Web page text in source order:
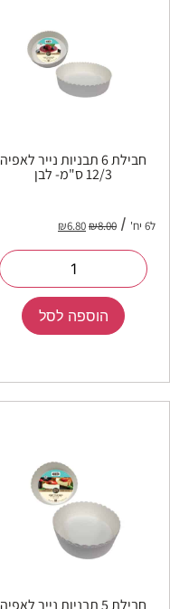
חבילת 6 תבניות נייר לאפיה
12/3 ס"מ- לבן
ל6 יח' ₪8.00
₪6.80
הוספה לסל
חבילת 5 תבניות נייר לאפיה